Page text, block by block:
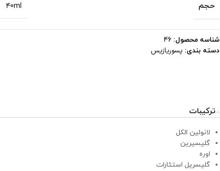
حجم 40ml
شناسه محصول: 46
دسته بندی: پسوریازیس
ترکیبات
لانولین الکل
گلیسیرین
اوره
گلیسریل استئارات